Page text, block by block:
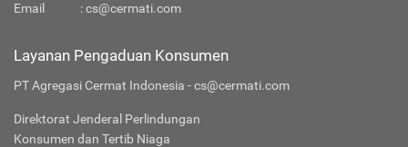
Email
:cs@cermati.com
Layanan Pengaduan Konsumen
PT Agregasi Cermat Indonesia - cs@cermati.com
Direktorat Jenderal Perlindungan
Konsumen dan Tertib Niaga